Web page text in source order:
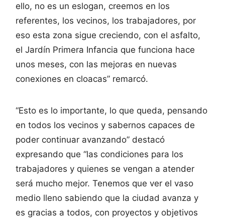
ello, no es un eslogan, creemos en los
referentes, los vecinos, los trabajadores, por
eso esta zona sigue creciendo, con el asfalto,
el Jardín Primera Infancia que funciona hace
unos meses, con las mejoras en nuevas
conexiones en cloacas” remarcó.
“Esto es lo importante, lo que queda, pensando
en todos los vecinos y sabernos capaces de
poder continuar avanzando” destacó
expresando que “las condiciones para los
trabajadores y quienes se vengan a atender
será mucho mejor. Tenemos que ver el vaso
medio lleno sabiendo que la ciudad avanza y
es gracias a todos, con proyectos y objetivos